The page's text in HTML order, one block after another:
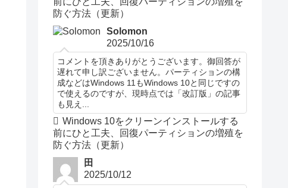
防ぐ方法（更新）
Solomon
2025/10/16
コメントを頂きありがとうございます。御回答が
遅れて申し訳ございません。パーティションの構
成などはWindows 11もWindows 10と同じですの
で使えるのですが、現時点では「改訂版」の記事
も見え...
Windows 10をクリーンインストールする
前にひと工夫、回復パーティションの増殖を
防ぐ方法（更新）
田
2025/10/12